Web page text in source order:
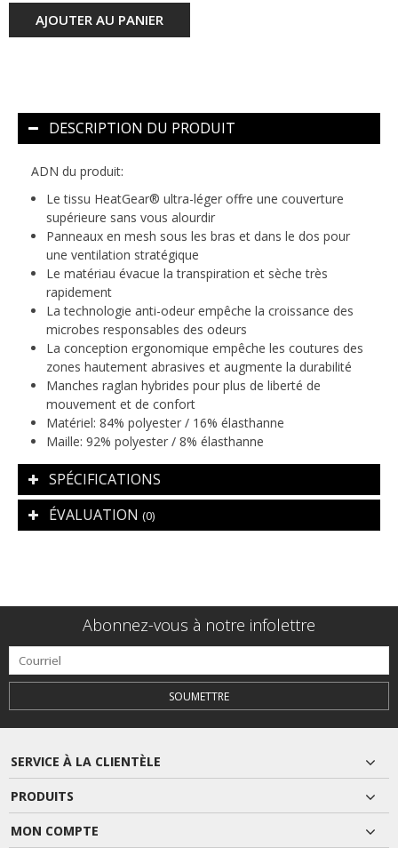
AJOUTER AU PANIER
DESCRIPTION DU PRODUIT
ADN du produit:
Le tissu HeatGear® ultra-léger offre une couverture
supérieure sans vous alourdir
Panneaux en mesh sous les bras et dans le dos pour
une ventilation stratégique
Le matériau évacue la transpiration et sèche très
rapidement
La technologie anti-odeur empêche la croissance des
microbes responsables des odeurs
La conception ergonomique empêche les coutures des
zones hautement abrasives et augmente la durabilité
Manches raglan hybrides pour plus de liberté de
mouvement et de confort
Matériel: 84% polyester / 16% élasthanne
Maille: 92% polyester / 8% élasthanne
SPÉCIFICATIONS
ÉVALUATION (0)
Abonnez-vous à notre infolettre
SOUMETTRE
SERVICE À LA CLIENTÈLE
PRODUITS
MON COMPTE